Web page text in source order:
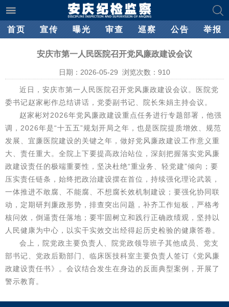
首页 宣传 曝光 审查 巡察 公告 举报
安庆市第一人民医院召开党风廉政建设会议​
日期：2026-05-29 浏览次数： 910
近日，安庆市第一人民医院召开党风廉政建设会议。医院党
委书记赵家彬作总结讲话，党委副书记、院长朱娟主持会议。
赵家彬对2026年党风廉政建设重点任务进行专题部署，他强
调，2026年是“十五五”规划开局之年，也是医院提质增效、规范
发展、宜廉医院建设的关键之年，做好党风廉政建设工作意义重
大、责任重大。全院上下要提高政治站位，深刻把握落实党风廉
政建设责任的极端重要性，坚决杜绝“重业务、轻党建”倾向；要
压实责任链条，始终把政治建设摆在首位，持续强化理论武装，
一体推进不敢腐、不能腐、不想腐长效机制建设；要强化协同联
动，定期研判廉政形势，排查突出问题，补齐工作短板，严格考
核问效，倒逼责任落地；要牢固树立和践行正确政绩观，坚持以
人民健康为中心，以实干实效交出经得起历史检验的健康答卷。
会上，院党政主要负责人、院党政领导班子其他成员、党支
部书记、党政后勤部门、临床医技科室主要负责人签订《党风廉
政建设责任书》。会议结合发生在身边的反面典型案例，开展了
警示教育。